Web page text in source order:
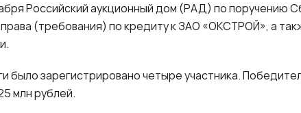
Российский аукционный дом (РАД) по поручению
права (требования) по кредиту к ЗАО «ОКСТРОЙ», а
было зарегистрировано четыре участника.
млн рублей.